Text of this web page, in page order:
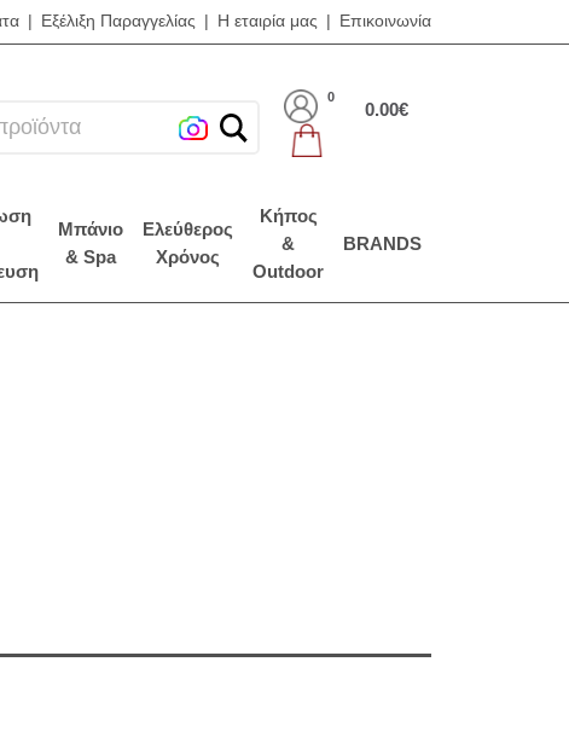
Εξέλιξη Παραγγελίας Η εταιρία μας Επικοινωνία
0
0.00€
Μπάνιο
& Spa
Ελεύθερος
Χρόνος
Κήπος
&
Outdoor
BRANDS